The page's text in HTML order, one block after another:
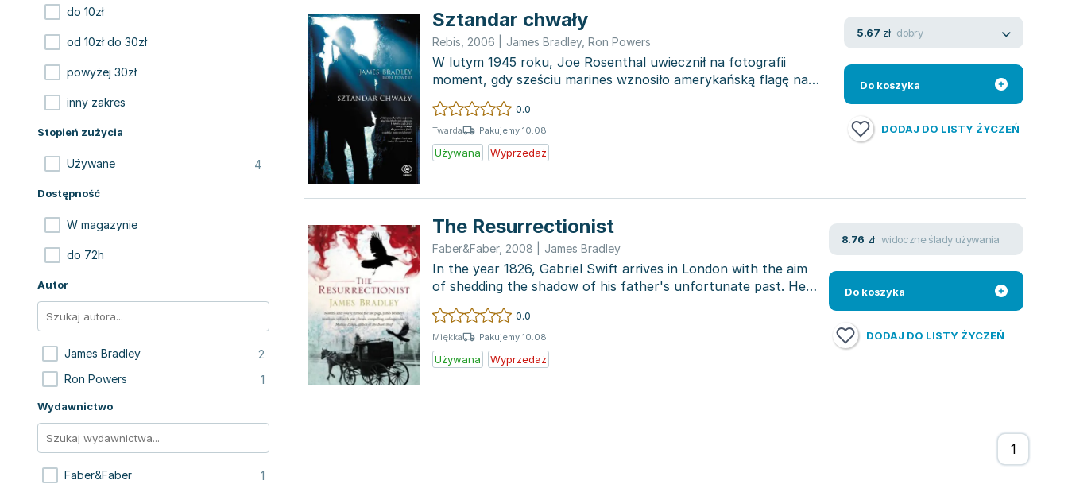
do 10zł
od 10zł do 30zł
powyżej 30zł
inny zakres
Stopień zużycia
Używane 4
Dostępność
W magazynie
do 72h
Autor
James Bradley 2
Ron Powers 1
Wydawnictwo
Faber&Faber 1
Sztandar chwały
Rebis 2006 James Bradley, Ron Powers
W lutym 1945 roku, Joe Rosenthal uwiecznił na fotografii
moment, gdy sześciu marines wznosiło amerykańską flagę na
szczycie Iwo Ji...
0.0
Twarda Pakujemy 10.08
Używana Wyprzedaż
5.67 zł dobry
Do koszyka
DODAJ DO LISTY ŻYCZEŃ
The Resurrectionist
Faber&Faber, 2008 James Bradley
In the year 1826, Gabriel Swift arrives in London with the aim
of shedding the shadow of his father's unfortunate past. He
seeks t...
0.0
Miękka Pakujemy 10.08
Używana Wyprzedaż
8.76 zł widoczne ślady używania
Do koszyka
DODAJ DO LISTY ŻYCZEŃ